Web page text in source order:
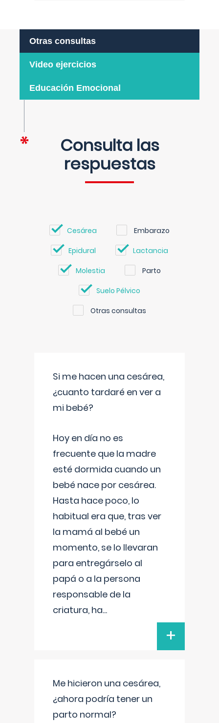
Otras consultas
Video ejercicios
Educación Emocional
Consulta las
respuestas
Cesárea Embarazo
Epidural Lactancia
Molestia Parto
Suelo Pélvico
Otras consultas
Si me hacen una cesárea,
¿cuanto tardaré en ver a
mi bebé?
Hoy en día no es
frecuente que la madre
esté dormida cuando un
bebé nace por cesárea.
Hasta hace poco, lo
habitual era que, tras ver
la mamá al bebé un
momento, se lo llevaran
para entregárselo al
papá o a la persona
responsable de la
criatura, ha...
+
Me hicieron una cesárea,
¿ahora podría tener un
parto normal?